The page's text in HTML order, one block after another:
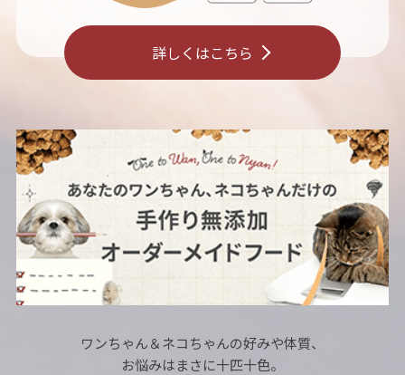
詳しくはこちら
ワンちゃん＆ネコちゃんの好みや体質、
お悩みはまさに十匹十色。